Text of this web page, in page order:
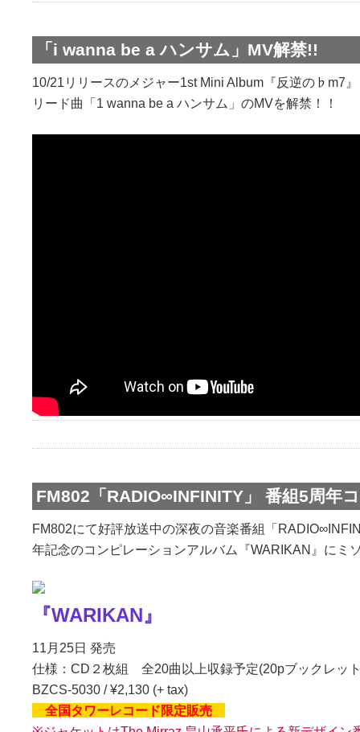
「i wanna be a ハンサム」MV解禁!!
10/21リリースのメジャー1st Mini Album『反逆の♭m7
リード曲「1 wanna be a ハンサム」のMVを解禁！！
FM802「RADIO∞INFINITY」 番組5周年
FM802にて好評放送中の深夜の音楽番組「
年記念のコンピレーションアルバム『WARIKAN』にミ
『WARIKAN』
11月25日 発売
仕様：CD２枚組 全20曲以上収録予定(20pブックレッ
BZCS-5030 / ¥2,130 (+ tax)
全国タワーレコード限定販売